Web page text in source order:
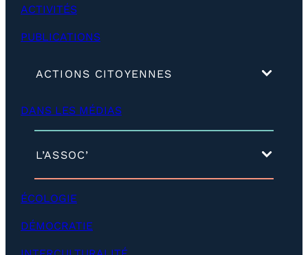
ACTIVITÉS
PUBLICATIONS
ACTIONS CITOYENNES
p
DANS LES MÉDIAS
L’ASSOC’
é
l
o
ÉCOLOGIE
DÉMOCRATIE